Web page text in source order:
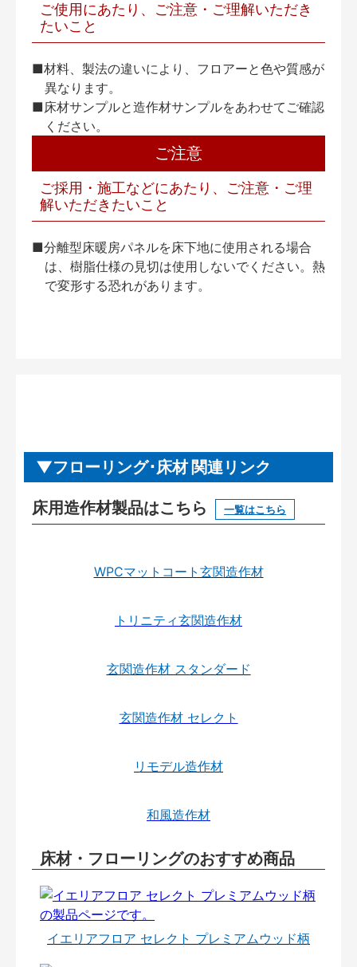
ご使用にあたり、ご注意・ご理解いただき
たいこと
■材料、製法の違いにより、フロアーと色や質感が
異なります。
■床材サンプルと造作材サンプルをあわせてご確認
ください。
ご注意
ご採用・施工などにあたり、ご注意・ご理
解いただきたいこと
■分離型床暖房パネルを床下地に使用される場合
は、樹脂仕様の見切は使用しないでください。熱
で変形する恐れがあります。
フローリング･床材 関連リンク
床用造作材製品はこちら 一覧はこちら
WPCマットコート玄関造作材
トリニティ玄関造作材
玄関造作材 スタンダード
玄関造作材 セレクト
リモデル造作材
和風造作材
床材・フローリングのおすすめ商品
イエリアフロア セレクト プレミアムウッド柄